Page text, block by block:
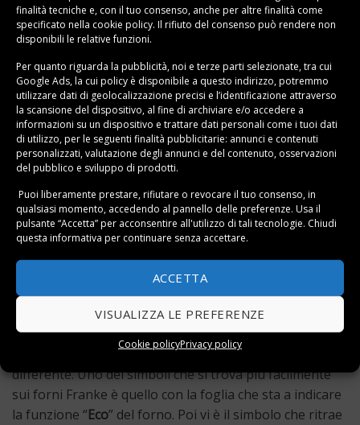
finalità tecniche e, con il tuo consenso, anche per altre finalità come
specificato nella cookie policy. Il rifiuto del consenso può rendere non
disponibili le relative funzioni.
Per quanto riguarda la pubblicità, noi e terze parti selezionate, tra cui
Google Ads, la cui policy è disponibile a questo indirizzo, potremmo
utilizzare dati di geolocalizzazione precisi e l’identificazione attraverso
la scansione del dispositivo, al fine di archiviare e/o accedere a
informazioni su un dispositivo e trattare dati personali come i tuoi dati
di utilizzo, per le seguenti finalità pubblicitarie: annunci e contenuti
personalizzati, valutazione degli annunci e del contenuto, osservazioni
del pubblico e sviluppo di prodotti.
Puoi liberamente prestare, rifiutare o revocare il tuo consenso, in
qualsiasi momento, accedendo al pannello delle preferenze. Usa il
pulsante “Accetta” per acconsentire all'utilizzo di tali tecnologie. Chiudi
questa informativa per continuare senza accettare.
ACCETTA
VISUALIZZA LE PREFERENZE
Cookie policyPrivacy policy
sono anche i simboli “ Cook” oppure “Cook3”: la prima
permette di evitare la fase di preriscaldamento del
forno, mentre invece la seconda permette la cottura
contemporanea di tre tipi di pietanze. Poi vi è un
simbolo con lalettera “P”: indica le temperature adatte
per il forno a legna. Usala per cuocere pane o pizza. Nei
principali modelli vi è inoltre, il simbolo di un animale
che sta a indicare la cottura di carne di grosse
dimensioni, anche di più di 2 kg e mezzo. Infine, sul
forno Whirlpool puoi trovare anche il simbolo che
indica il termometro con un disegno di una scacchiera:
attiva lapirolisiper garantire una pulizia totale
I simboli del forno Franke variano in maniera notevole
di modello in modello. A seconda della tipologia di
prodotto che si sceglie si potrà trovare qualcosa di
differente. Uno dei simboli che si trova più facilmente
sui forni Franke è quello con la foglia che sta a indicare
la funzione “Eco” del forno. Poi vi è il simbolo che ritrae